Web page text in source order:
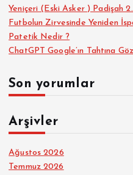
Yeniçeri (Eski Asker ) Padişah
Futbolun Zirvesinde Yeniden
Patetik Nedir ?
ChatGPT Google’ın Tahtına
Son yorumlar
Arşivler
Ağustos 2026
Temmuz 2026